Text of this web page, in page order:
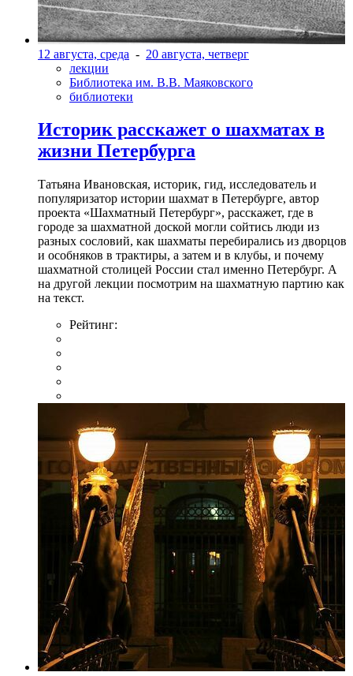
12 августа, среда - 20 августа, четверг
лекции
Библиотека им. В.В. Маяковского
библиотеки
Историк расскажет о шахматах в
жизни Петербурга
Татьяна Ивановская, историк, гид, исследователь и
популяризатор истории шахмат в Петербурге, автор
проекта «Шахматный Петербург», расскажет, где в
городе за шахматной доской могли сойтись люди из
разных сословий, как шахматы перебирались из дворцов
и особняков в трактиры, а затем и в клубы, и почему
шахматной столицей России стал именно Петербург. А
на другой лекции посмотрим на шахматную партию как
на текст.
Рейтинг: